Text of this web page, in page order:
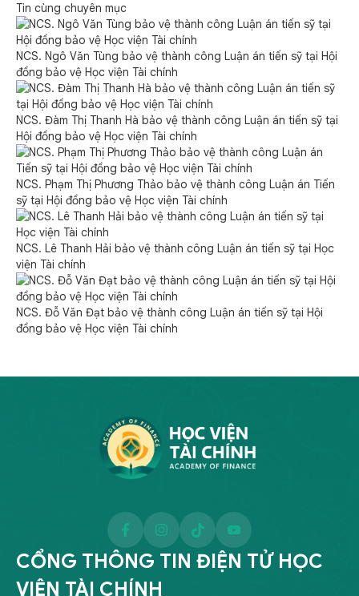
Tin cùng chuyên mục
NCS. Ngô Văn Tùng bảo vệ thành công Luận án tiến sỹ tại Hội
đồng bảo vệ Học viện Tài chính
NCS. Đàm Thị Thanh Hà bảo vệ thành công Luận án tiến sỹ tại
Hội đồng bảo vệ Học viện Tài chính
NCS. Phạm Thị Phương Thảo bảo vệ thành công Luận án Tiến
sỹ tại Hội đồng bảo vệ Học viện Tài chính
NCS. Lê Thanh Hải bảo vệ thành công Luận án tiến sỹ tại Học
viện Tài chính
NCS. Đỗ Văn Đạt bảo vệ thành công Luận án tiến sỹ tại Hội
đồng bảo vệ Học viện Tài chính
CỔNG THÔNG TIN ĐIỆN TỬ HỌC
VIỆN TÀI CHÍNH